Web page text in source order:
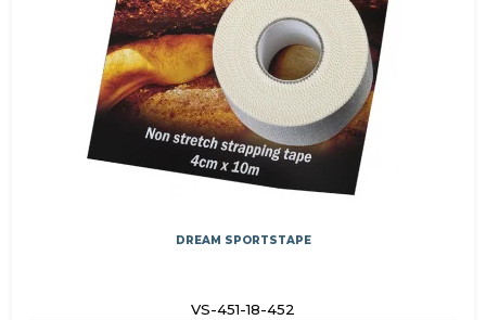
DREAM SPORTSTAPE
VS-451-18-452